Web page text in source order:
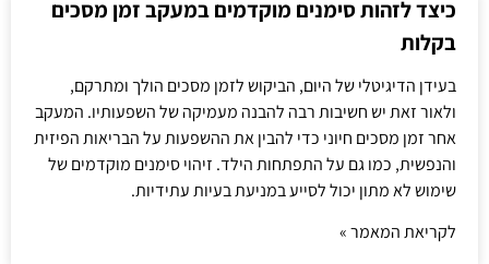
כיצד לזהות סימנים מוקדמים במעקב זמן מסכים
בקלות
בעידן הדיגיטלי של היום, הביקוש לזמן מסכים הולך ומתרקם,
ולאור זאת יש חשיבות רבה להבנה מעמיקה של השפעותיו. המעקב
אחר זמן מסכים חיוני כדי להבין את ההשפעות על הבריאות הפיזית
והנפשית, כמו גם על התפתחות הילד. זיהוי סימנים מוקדמים של
שימוש לא מתון יכול לסייע במניעת בעיות עתידיות.
לקריאת המאמר »